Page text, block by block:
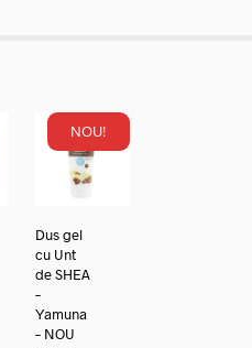
NOU!
Dus gel
cu Unt
de SHEA
–
Yamuna
– NOU